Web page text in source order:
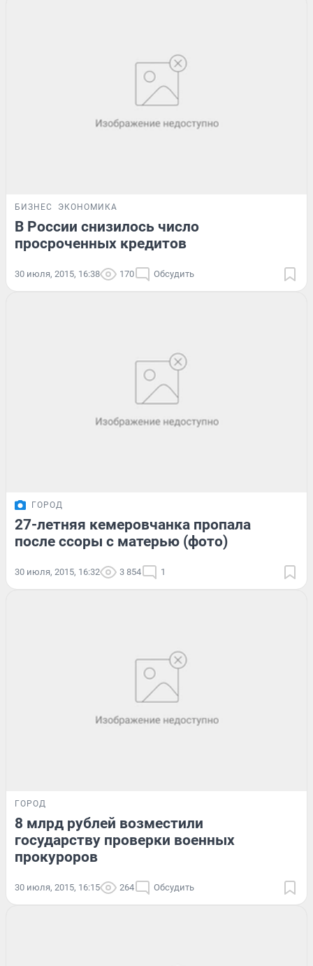
БИЗНЕС ЭКОНОМИКА
В России снизилось число
просроченных кредитов
30 июля, 2015, 16:38 170 Обсудить
ГОРОД
27-летняя кемеровчанка пропала
после ссоры с матерью (фото)
30 июля, 2015, 16:32 3 854 1
ГОРОД
8 млрд рублей возместили
государству проверки военных
прокуроров
30 июля, 2015, 16:15 264 Обсудить